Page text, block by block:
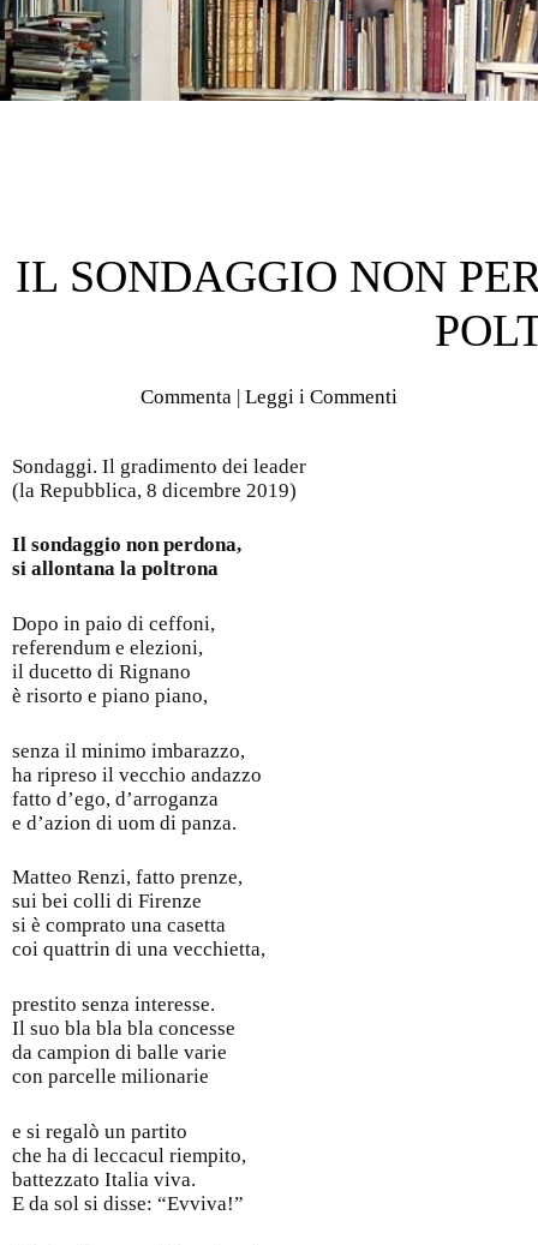
IL SONDAGGIO NON
Commenta | Leggi i Commenti
Sondaggi. Il gradimento dei leader
(la Repubblica, 8 dicembre 2019)
Il sondaggio non perdona,
si allontana la poltrona
Dopo in paio di ceffoni,
referendum e elezioni,
il ducetto di Rignano
è risorto e piano piano,
senza il minimo imbarazzo,
ha ripreso il vecchio andazzo
fatto d’ego, d’arroganza
e d’azion di uom di panza.
Matteo Renzi, fatto prenze,
sui bei colli di Firenze
si è comprato una casetta
coi quattrin di una vecchietta,
prestito senza interesse.
Il suo bla bla bla concesse
da campion di balle varie
con parcelle milionarie
e si regalò un partito
che ha di leccacul riempito,
battezzato Italia viva.
E da sol si disse: “Evviva!”